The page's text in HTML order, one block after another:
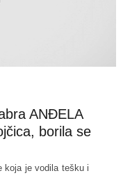
ANĐELA
borila se
koja je vodila tešku i